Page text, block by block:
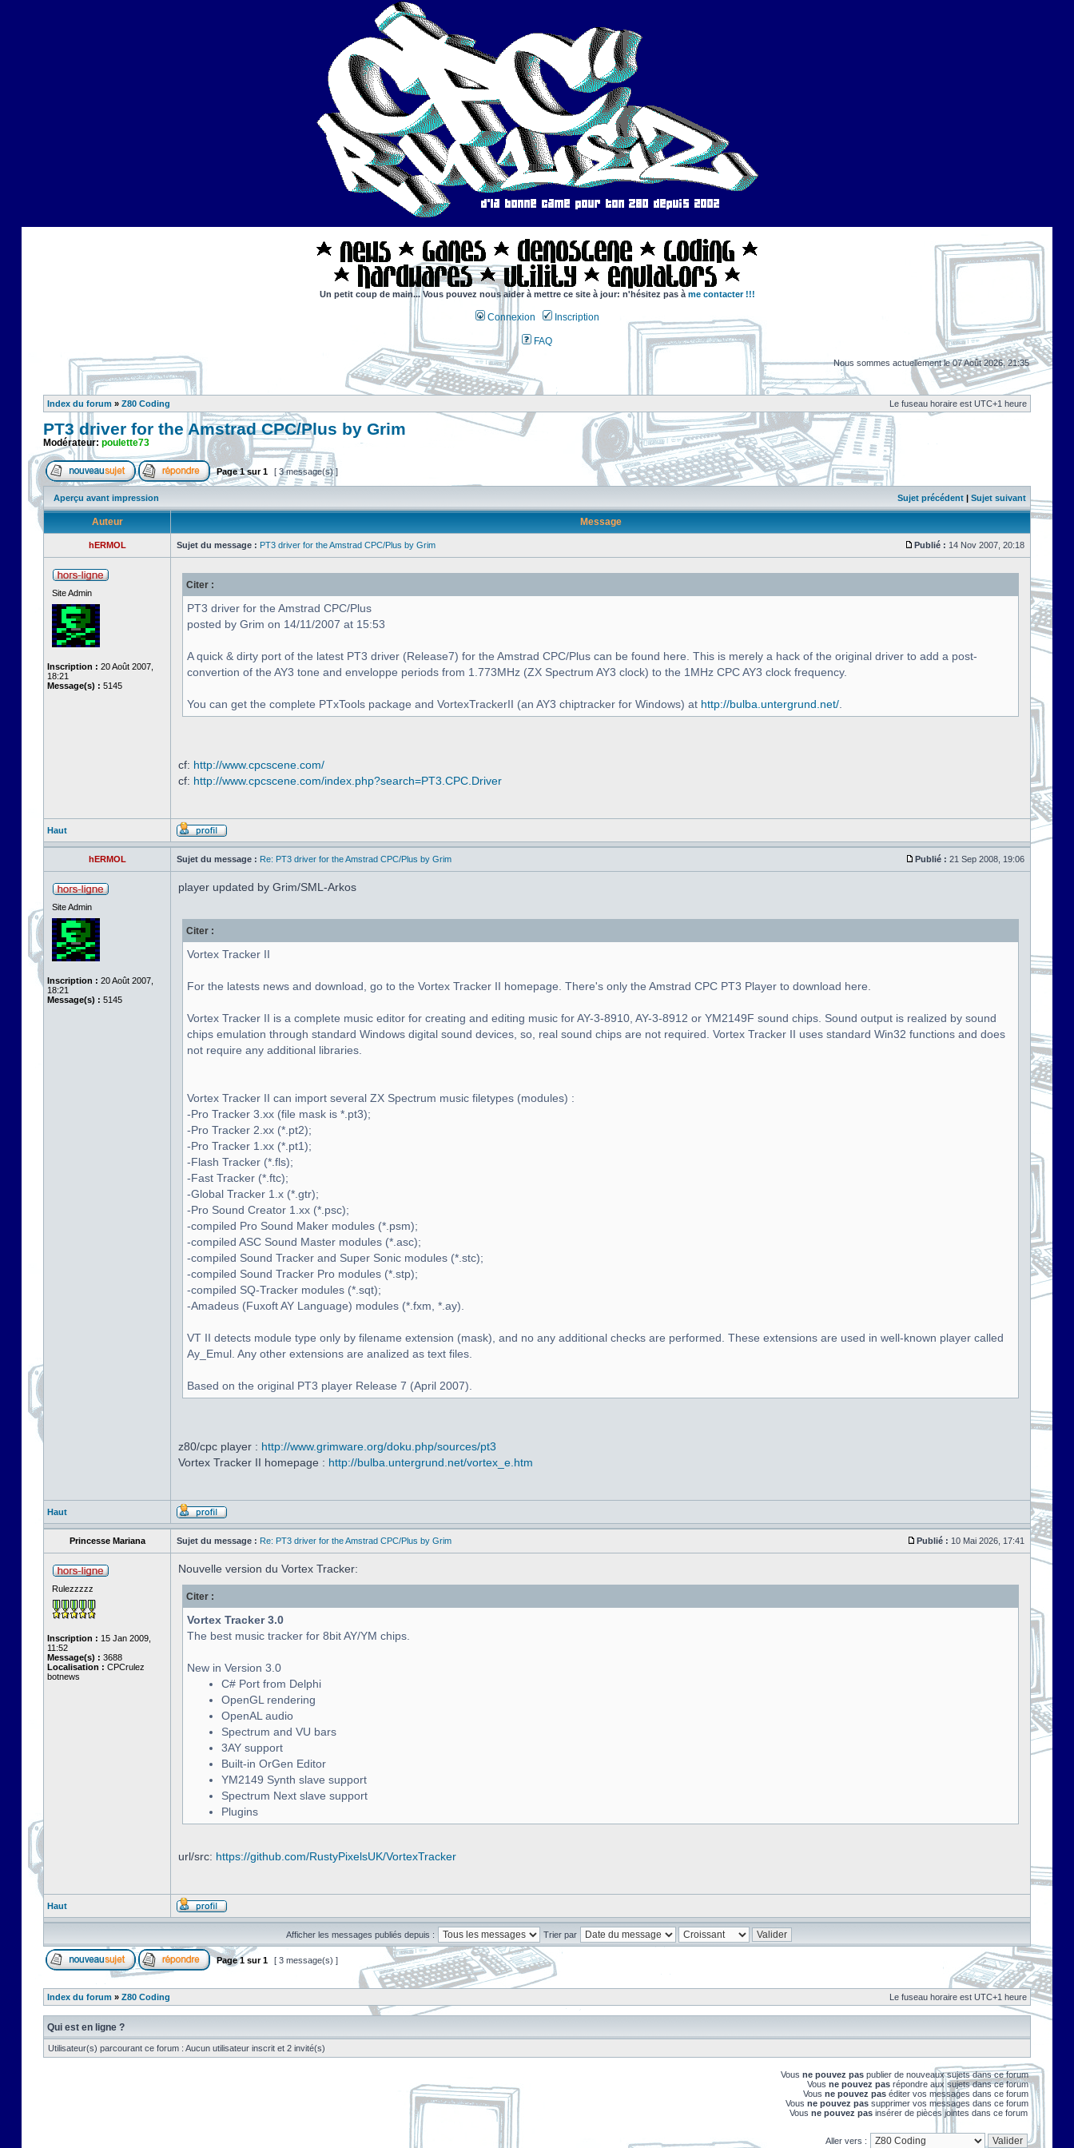
Un petit coup de main... Vous pouvez nous aider à mettre ce site à jour: n'hésitez pas à me contacter !!!
Connexion Inscription
FAQ
Nous sommes actuellement le 07 Août 2026, 21:35
Index du forum » Z80 Coding Le fuseau horaire est UTC+1 heure
PT3 driver for the Amstrad CPC/Plus by Grim
Modérateur: poulette73
Page1sur1 [ 3 message(s) ]
Aperçu avant impression Sujet précédent | Sujet suivant
Auteur Message
hERMOL Sujet du message : PT3 driver for the Amstrad CPC/Plus by Grim Publié : 14 Nov 2007, 20:18
Site Admin
Inscription : 20 Août 2007,
18:21
Message(s) : 5145
Citer :
PT3 driver for the Amstrad CPC/Plus
posted by Grim on 14/11/2007 at 15:53
A quick & dirty port of the latest PT3 driver (Release7) for the Amstrad CPC/Plus can be found here. This is merely a hack of the original driver to add a post-
convertion of the AY3 tone and enveloppe periods from 1.773MHz (ZX Spectrum AY3 clock) to the 1MHz CPC AY3 clock frequency.
You can get the complete PTxTools package and VortexTrackerII (an AY3 chiptracker for Windows) at http://bulba.untergrund.net/
cf: http://www.cpcscene.com/
cf: http://www.cpcscene.com/index.php?search=PT3.CPC.Driver
Haut
hERMOL Sujet du message : Re: PT3 driver for the Amstrad CPC/Plus by Grim Publié : 21 Sep 2008, 19:06
Site Admin
Inscription : 20 Août 2007,
18:21
Message(s) : 5145
player updated by Grim/SML-Arkos
Citer :
Vortex Tracker II
For the latests news and download, go to the Vortex Tracker II homepage. There's only the Amstrad CPC PT3 Player to download here.
Vortex Tracker II is a complete music editor for creating and editing music for AY-3-8910, AY-3-8912 or YM2149F sound chips. Sound output is realized by sound
chips emulation through standard Windows digital sound devices, so, real sound chips are not required. Vortex Tracker II uses standard Win32 functions and does
not require any additional libraries.
Vortex Tracker II can import several ZX Spectrum music filetypes (modules) :
-Pro Tracker 3.xx (file mask is *.pt3);
-Pro Tracker 2.xx (*.pt2);
-Pro Tracker 1.xx (*.pt1);
-Flash Tracker (*.fls);
-Fast Tracker (*.ftc);
-Global Tracker 1.x (*.gtr);
-Pro Sound Creator 1.xx (*.psc);
-compiled Pro Sound Maker modules (*.psm);
-compiled ASC Sound Master modules (*.asc);
-compiled Sound Tracker and Super Sonic modules (*.stc);
-compiled Sound Tracker Pro modules (*.stp);
-compiled SQ-Tracker modules (*.sqt);
-Amadeus (Fuxoft AY Language) modules (*.fxm, *.ay).
VT II detects module type only by filename extension (mask), and no any additional checks are performed. These extensions are used in well-known player called
Ay_Emul. Any other extensions are analized as text files.
Based on the original PT3 player Release 7 (April 2007).
z80/cpc player : http://www.grimware.org/doku.php/sources/pt3
Vortex Tracker II homepage : http://bulba.untergrund.net/vortex_e.htm
Haut
Princesse Mariana Sujet du message : Re: PT3 driver for the Amstrad CPC/Plus by Grim Publié : 10 Mai 2026, 17:41
Rulezzzzz
Inscription : 15 Jan 2009,
11:52
Message(s) : 3688
Localisation : CPCrulez
botnews
Nouvelle version du Vortex Tracker:
Citer :
Vortex Tracker 3.0
The best music tracker for 8bit AY/YM chips.
New in Version 3.0
C# Port from Delphi
OpenGL rendering
OpenAL audio
Spectrum and VU bars
3AY support
Built-in OrGen Editor
YM2149 Synth slave support
Spectrum Next slave support
Plugins
url/src: https://github.com/RustyPixelsUK/VortexTracker
Haut
Afficher les messages publiés depuis : Trier par
Page1 sur1 [ 3 message(s) ]
Index du forum » Z80 Coding Le fuseau horaire est UTC+1 heure
Qui est en ligne ?
Utilisateur(s) parcourant ce forum : Aucun utilisateur inscrit et 2 invité(s)
Vous ne pouvez pas publier de nouveaux sujets dans ce forum
Vous ne pouvez pas répondre aux sujets dans ce forum
Vous ne pouvez pas éditer vos messages dans ce forum
Vous ne pouvez pas supprimer vos messages dans ce forum
Vous ne pouvez pas insérer de pièces jointes dans ce forum
Aller vers :